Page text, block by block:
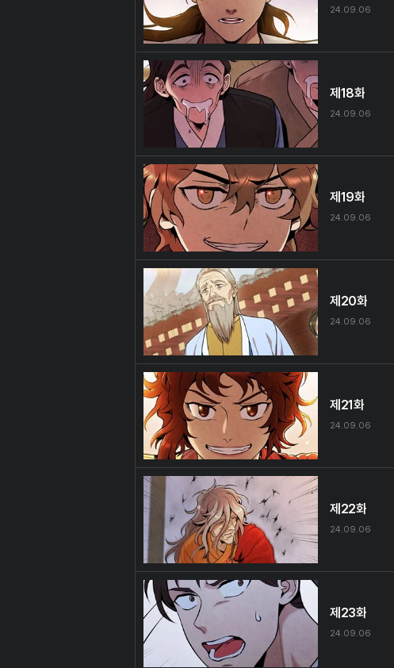
24.09.06
제18화
24.09.06
제19화
24.09.06
제20화
24.09.06
제21화
24.09.06
제22화
24.09.06
제23화
24.09.06